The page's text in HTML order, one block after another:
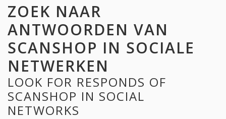
ZOEK NAAR
ANTWOORDEN VAN
SCANSHOP IN SOCIALE
NETWERKEN
LOOK FOR RESPONDS OF
SCANSHOP IN SOCIAL
NETWORKS